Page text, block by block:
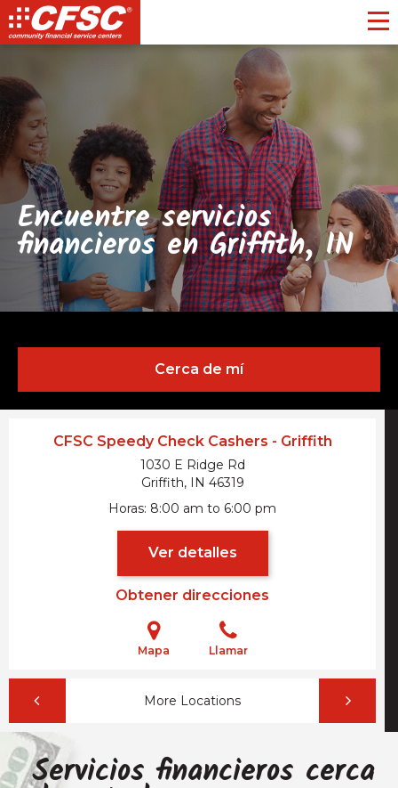
Encuentre servicios
financieros en Griffith, IN
Cerca de mí
CFSC Speedy Check Cashers - Griffith
1030 E Ridge Rd
Griffith, IN 46319
Horas 8:00 am to 6:00 pm
Ver detalles
Obtener direcciones
Mapa Llamar
More Locations
Servicios financieros cerca